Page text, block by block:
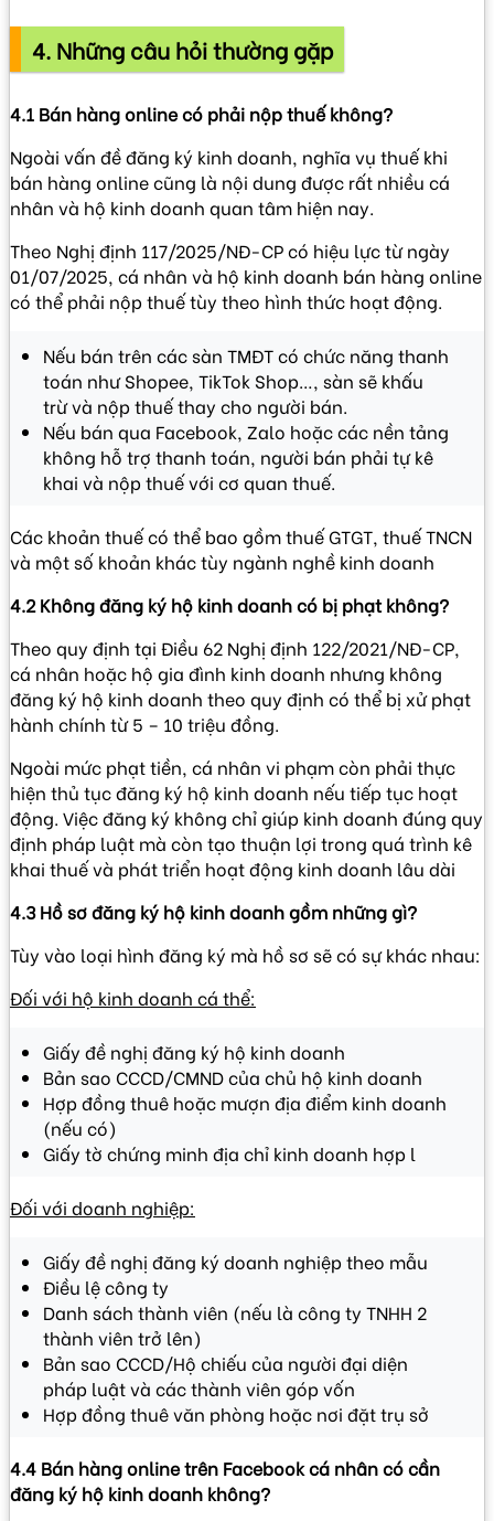
4. Những câu hỏi thường gặp
4.1 Bán hàng online có phải nộp thuế không?
Ngoài vấn đề đăng ký kinh doanh, nghĩa vụ thuế khi
bán hàng online cũng là nội dung được rất nhiều cá
nhân và hộ kinh doanh quan tâm hiện nay.
Theo Nghị định 117/2025/NĐ-CPcó hiệu lực từ ngày
01/07/2025, cá nhân và hộ kinh doanh bán hàng online
có thể phải nộp thuế tùy theo hình thức hoạt động.
Nếu bán trên các sàn TMĐT có chức năng thanh
toán như Shopee, TikTok Shop…, sàn sẽ khấu
trừ và nộp thuế thay cho người bán.
Nếu bán qua Facebook, Zalo hoặc các nền tảng
không hỗ trợ thanh toán, người bán phải tự kê
khai và nộp thuế với cơ quan thuế.
Các khoản thuế có thể bao gồm thuế GTGT, thuế TNCN
và một số khoản khác tùy ngành nghề kinh doanh
4.2 Không đăng ký hộ kinh doanh có bị phạt không?
Theo quy định tại Điều 62 Nghị định 122/2021/NĐ-CP,
cá nhân hoặc hộ gia đình kinh doanh nhưng không
đăng ký hộ kinh doanh theo quy định có thể bị xử phạt
hành chính từ 5 – 10 triệu đồng.
Ngoài mức phạt tiền, cá nhân vi phạm còn phải thực
hiện thủ tục đăng ký hộ kinh doanh nếu tiếp tục hoạt
động. Việc đăng ký không chỉ giúp kinh doanh đúng quy
định pháp luật mà còn tạo thuận lợi trong quá trình kê
khai thuế và phát triển hoạt động kinh doanh lâu dài
4.3 Hồ sơ đăng ký hộ kinh doanh gồm những gì?
Tùy vào loại hình đăng ký mà hồ sơ sẽ có sự khác nhau:
Đối với hộ kinh doanh cá thể:
Giấy đề nghị đăng ký hộ kinh doanh
Bản sao CCCD/CMND của chủ hộ kinh doanh
Hợp đồng thuê hoặc mượn địa điểm kinh doanh
(nếu có)
Giấy tờ chứng minh địa chỉ kinh doanh hợp l
Đối với doanh nghiệp:
Giấy đề nghị đăng ký doanh nghiệp theo mẫu
Điều lệ công ty
Danh sách thành viên (nếu là công ty TNHH 2
thành viên trở lên)
Bản sao CCCD/Hộ chiếu của người đại diện
pháp luật và các thành viên góp vốn
Hợp đồng thuê văn phòng hoặc nơi đặt trụ sở
4.4 Bán hàng online trên Facebook cá nhân có cần
đăng ký hộ kinh doanh không?